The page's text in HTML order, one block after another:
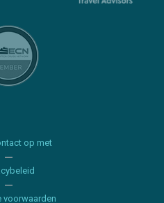
op met
voorwaarden